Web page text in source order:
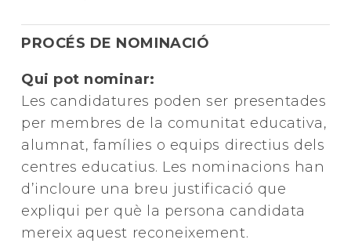
PROCÉS DE NOMINACIÓ
Qui pot nominar:
Les candidatures poden ser presentades
per membres de la comunitat educativa,
alumnat, famílies o equips directius dels
centres educatius. Les nominacions han
d’incloure una breu justificació que
expliqui per què la persona candidata
mereix aquest reconeixement.